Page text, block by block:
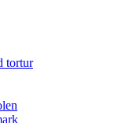
tortur